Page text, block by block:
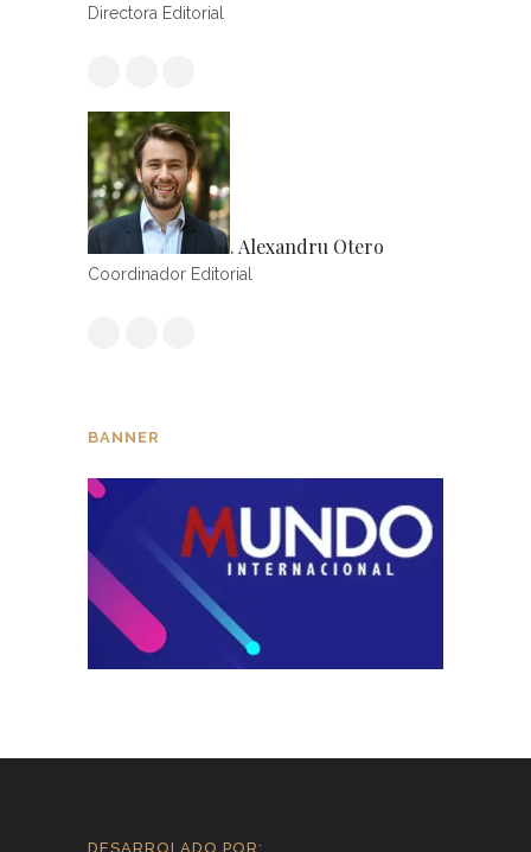
Directora Editorial
. Alexandru Otero
Coordinador Editorial
BANNER
DESARROLADO POR: